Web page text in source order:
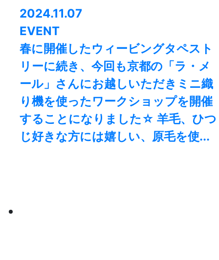
2024.11.07
EVENT
春に開催したウィービングタペスト
リーに続き、今回も京都の「ラ・メ
ール」さんにお越しいただきミニ織
り機を使ったワークショップを開催
することになりました☆ 羊毛、ひつ
じ好きな方には嬉しい、原毛を使...